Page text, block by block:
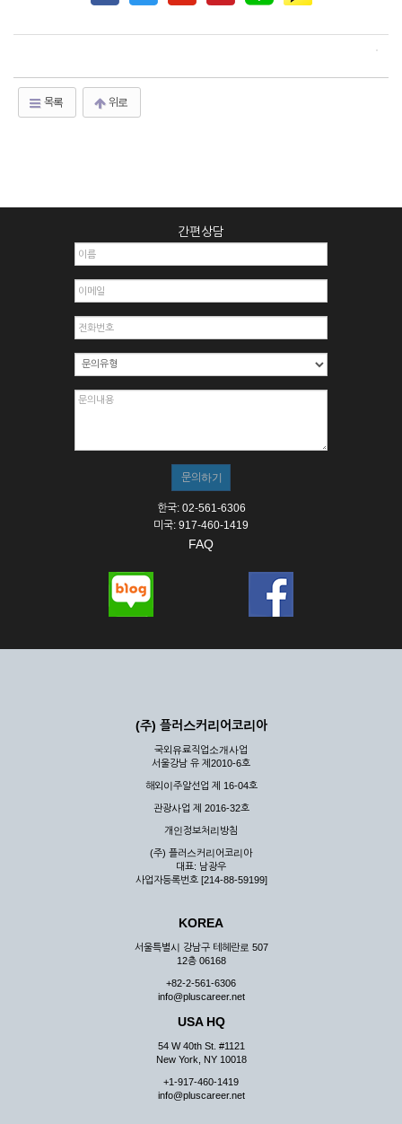
목록 위로
간편상담
한국: 02-561-6306
미국: 917-460-1419
FAQ
(주) 플러스커리어코리아
국외유료직업소개사업
서울강남 유 제2010-6호
해외이주알선업 제 16-04호
관광사업 제 2016-32호
개인정보처리방침
(주) 플러스커리어코리아
대표: 남광우
사업자등록번호 [214-88-59199]
KOREA
서울특별시 강남구 테헤란로 507
12층 06168
+82-2-561-6306
info@pluscareer.net
USA HQ
54 W 40th St. #1121
New York, NY 10018
+1-917-460-1419
info@pluscareer.net